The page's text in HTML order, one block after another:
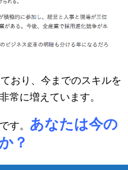
おり、今までのスキルを
常に増えています。
す。 あなたは今の
？